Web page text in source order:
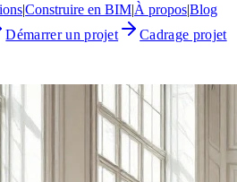
|Construire en BIM|À propos|Blog
Démarrer un projet
Cadrage projet